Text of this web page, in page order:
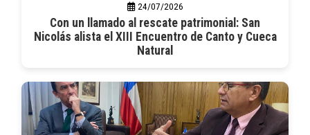
24/07/2026
Con un llamado al rescate patrimonial: San
Nicolás alista el XIII Encuentro de Canto y Cueca
Natural